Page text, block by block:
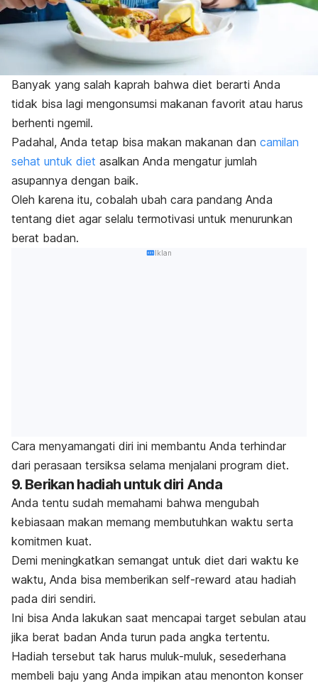
Banyak yang salah kaprah bahwa diet berarti Anda
tidak bisa lagi mengonsumsi makanan favorit atau harus
berhenti ngemil.
Padahal, Anda tetap bisa makan makanan dan camilan
sehat untuk diet asalkan Anda mengatur jumlah
asupannya dengan baik.
Oleh karena itu, cobalah ubah cara pandang Anda
tentang diet agar selalu termotivasi untuk menurunkan
berat badan.
Iklan
Cara menyamangati diri ini membantu Anda terhindar
dari perasaan tersiksa selama menjalani program diet.
9. Berikan hadiah untuk diri Anda
Anda tentu sudah memahami bahwa mengubah
kebiasaan makan memang membutuhkan waktu serta
komitmen kuat.
Demi meningkatkan semangat untuk diet dari waktu ke
waktu, Anda bisa memberikan self-reward atau hadiah
pada diri sendiri.
Ini bisa Anda lakukan saat mencapai target sebulan atau
jika berat badan Anda turun pada angka tertentu.
Hadiah tersebut tak harus muluk-muluk, sesederhana
membeli baju yang Anda impikan atau menonton konser